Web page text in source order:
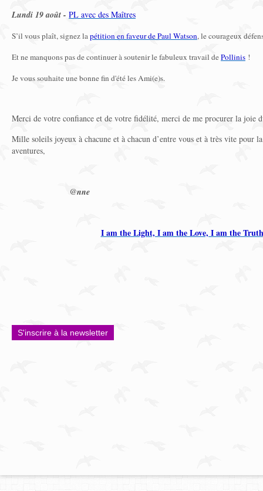
Lundi 19 août - PL avec des Maîtres
S’il vous plaît, signez lapétition en faveur de Paul Watson, le courageux
Et ne manquons pas de continuer à soutenir le fabuleux travail dePollinis !
Je vous souhaite une bonne fin d'été les Ami(e)s.
Merci de votre confiance et de votre fidélité, merci de me procurer la joie
Mille soleils joyeux à chacune et à chacun d’entre vous et à très vite pour
aventures,
@nne
I am the Light, I am the Love, I am the
S'inscrire à la newsletter